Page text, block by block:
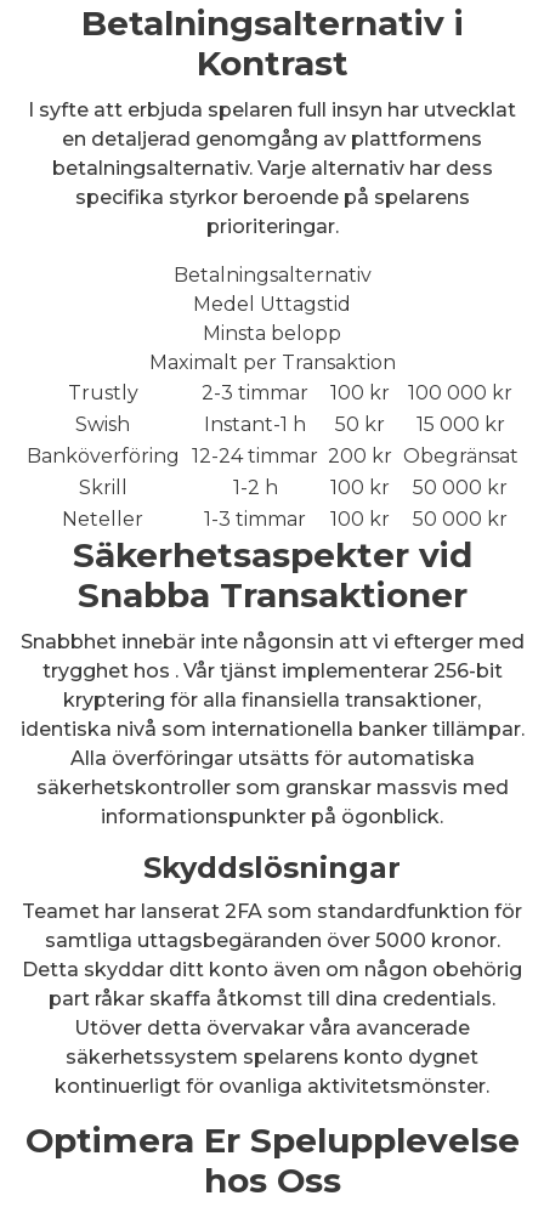
Betalningsalternativ i
Kontrast
I syfte att erbjuda spelaren full insyn har utvecklat
en detaljerad genomgång av plattformens
betalningsalternativ. Varje alternativ har dess
specifika styrkor beroende på spelarens
prioriteringar.
Betalningsalternativ
Medel Uttagstid
Minsta belopp
Maximalt per Transaktion
Trustly
2-3 timmar 100 kr
100 000 kr
Swish
Instant-1 h 50 kr
15 000 kr
Banköverföring
12-24 timmar 200 kr Obegränsat
Skrill
1-2 h 100 kr
50 000 kr
Neteller
1-3 timmar 100 kr 50 000 kr
Säkerhetsaspekter vid
Snabba Transaktioner
Snabbhet innebär inte någonsin att vi efterger med
trygghet hos . Vår tjänst implementerar 256-bit
kryptering för alla finansiella transaktioner,
identiska nivå som internationella banker tillämpar.
Alla överföringar utsätts för automatiska
säkerhetskontroller som granskar massvis med
informationspunkter på ögonblick.
Skyddslösningar
Teamet har lanserat 2FA som standardfunktion för
samtliga uttagsbegäranden över 5000 kronor.
Detta skyddar ditt konto även om någon obehörig
part råkar skaffa åtkomst till dina credentials.
Utöver detta övervakar våra avancerade
säkerhetssystem spelarens konto dygnet
kontinuerligt för ovanliga aktivitetsmönster.
Optimera Er Spelupplevelse
hos Oss